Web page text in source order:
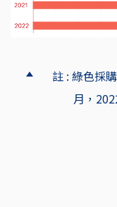
註 : 綠色採
月，